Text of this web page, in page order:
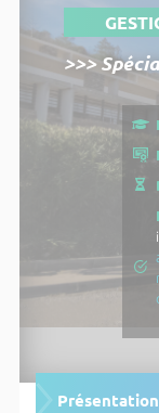
>>>
Présentation